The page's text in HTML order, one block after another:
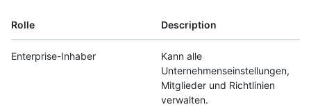
Rolle Description
Enterprise-Inhaber
Kann alle
Unternehmenseinstellungen,
Mitglieder und Richtlinien
verwalten.